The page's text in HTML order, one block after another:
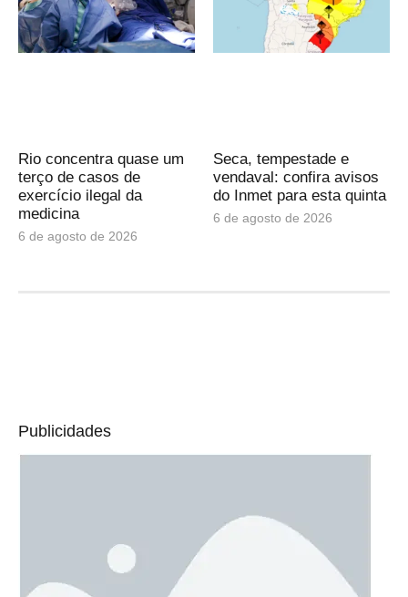
Rio concentra quase um
terço de casos de
exercício ilegal da
medicina
6 de agosto de 2026
Seca, tempestade e
vendaval: confira avisos
do Inmet para esta quinta
6 de agosto de 2026
Publicidades